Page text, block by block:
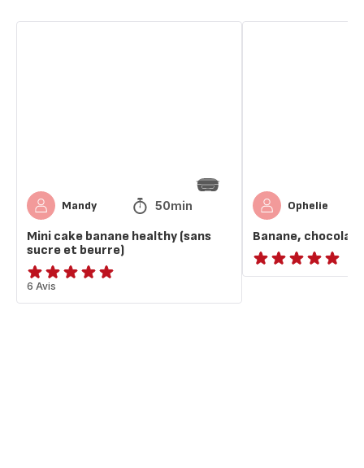
Mandy 50min
Mini cake banane healthy (sans
sucre et beurre)
Avis
5
6 Avis
Ophelie
Banane, chocolat
ratings.NaN